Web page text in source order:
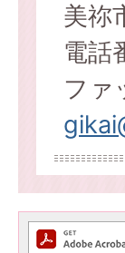
美祢
電話
ファ